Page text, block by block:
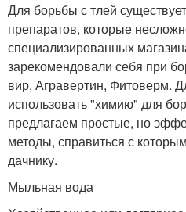
Для борьбы с тлей
препаратов, которые
специализированных
зарекомендовали себя при
вир, Агравертин, Фитоверм.
использовать "химию" для
предлагаем простые, но
методы, справиться с
дачнику.
Мыльная вода